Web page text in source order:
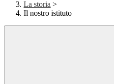
La storia >
Il nostro istituto